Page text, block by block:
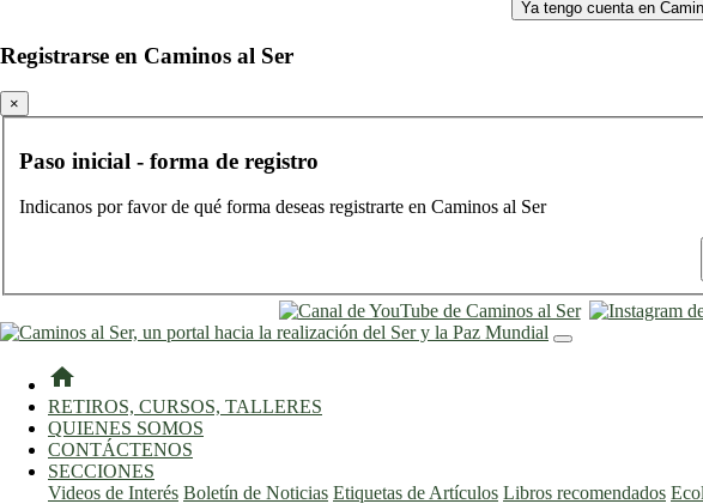
Ya tengo cuenta en
Registrarse en Caminos al Ser
×
Paso inicial - forma de registro
Indicanos por favor de qué forma deseas registrarte en Caminos al Ser
home
RETIROS, CURSOS, TALLERES
QUIENES SOMOS
CONTÁCTENOS
SECCIONES
Videos de Interés Boletín de Noticias Etiquetas de Artículos Libros recomendados